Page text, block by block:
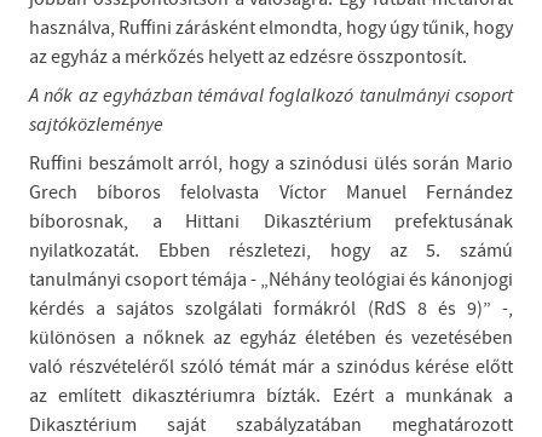
használva, Ruffini zárásként elmondta, hogy úgy tűnik, hogy
az egyház a mérkőzés helyett az edzésre összpontosít.
A nők az egyházban témával foglalkozó tanulmányi csoport
sajtóközleménye
Ruffini beszámolt arról, hogy a szinódusi ülés során Mario
Grech bíboros felolvasta Víctor Manuel Fernández
bíborosnak, a Hittani Dikasztérium prefektusának
nyilatkozatát. Ebben részletezi, hogy az 5. számú
tanulmányi csoport témája - „Néhány teológiai és kánonjogi
kérdés a sajátos szolgálati formákról (RdS 8 és 9)” -,
különösen a nőknek az egyház életében és vezetésében
való részvételéről szóló témát már a szinódus kérése előtt
az említett dikasztériumra bízták. Ezért a munkának a
Dikasztérium saját szabályzatában meghatározott